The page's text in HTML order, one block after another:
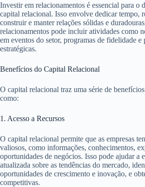
Investir em relacionamentos é essencial para o
capital relacional. Isso envolve dedicar tempo,
construir e manter relações sólidas e
relacionamentos pode incluir atividades como
em eventos do setor, programas de fidelidade e
estratégicas.
Benefícios do Capital Relacional
O capital relacional traz uma série de benefícios
como:
1. Acesso a Recursos
O capital relacional permite que as empresas
valiosos, como informações, conhecimentos,
oportunidades de negócios. Isso pode ajudar a
atualizada sobre as tendências do mercado,
oportunidades de crescimento e inovação, e
competitivas.